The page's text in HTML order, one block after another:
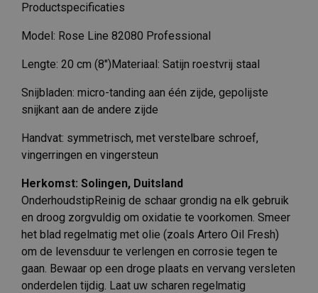
Productspecificaties
Model: Rose Line 82080 Professional
Lengte: 20 cm (8″)Materiaal: Satijn roestvrij staal
Snijbladen: micro-tanding aan één zijde, gepolijste
snijkant aan de andere zijde
Handvat: symmetrisch, met verstelbare schroef,
vingerringen en vingersteun
Herkomst: Solingen, Duitsland
OnderhoudstipReinig de schaar grondig na elk gebruik
en droog zorgvuldig om oxidatie te voorkomen. Smeer
het blad regelmatig met olie (zoals Artero Oil Fresh)
om de levensduur te verlengen en corrosie tegen te
gaan. Bewaar op een droge plaats en vervang versleten
onderdelen tijdig. Laat uw scharen regelmatig